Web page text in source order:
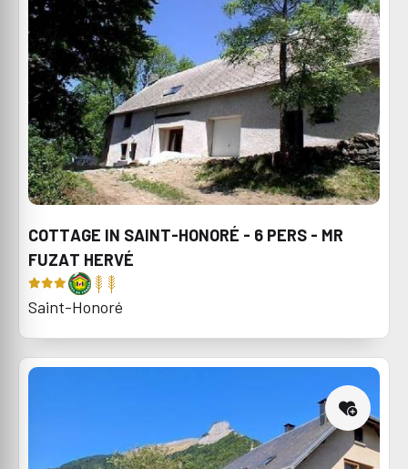
COTTAGE IN SAINT-HONORÉ - 6 PERS - MR
FUZAT HERVÉ
Saint-Honoré